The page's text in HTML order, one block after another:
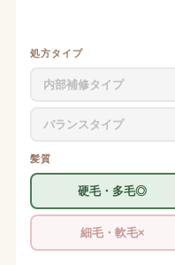
処方タイプ
内部補修タイプ
バランスタイプ
髪質
硬毛・多毛◎
細毛・軟毛×